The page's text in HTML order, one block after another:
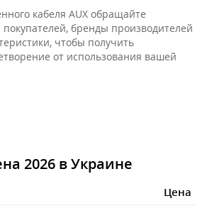
кабеля AUX обращайте
бренды производителей
чтобы получить
от использования вашей
2026 в Украине
Цeна